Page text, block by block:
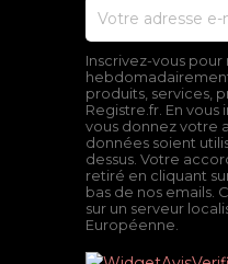
Inscrivez-vous
produits, services,
Registre.fr. En
vous donnez votre
données soient
dessus. Votre
retiré en cliquant
bas de nos emails.
sur un serveur
Européenne.